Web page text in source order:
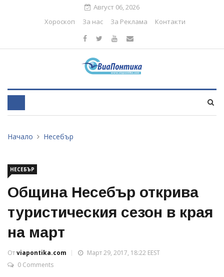
Август 06, 2026
Хороскоп
За нас За Реклама Контакти
Начало Несебър
НЕСЕБЪР
Община Несебър открива
туристическия сезон в края
на март
Отviapontika.com
Март 29, 2017, 18:22 EEST
0 Comments